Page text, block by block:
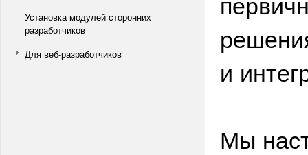
Установка модулей сторонних
разработчиков
Для веб-разработчиков
и
Мы